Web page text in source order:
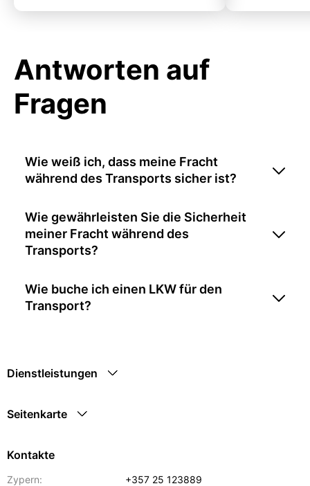
Antworten auf
Fragen
Wie weiß ich, dass meine Fracht
während des Transports sicher ist?
Wie gewährleisten Sie die Sicherheit
meiner Fracht während des
Transports?
Wie buche ich einen LKW für den
Transport?
Dienstleistungen
Seitenkarte
Kontakte
Zypern:
+357 25 123889